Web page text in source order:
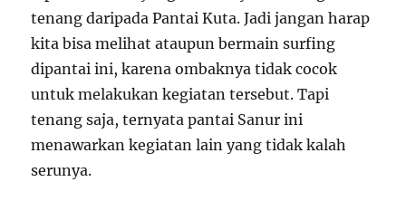
tenang daripada Pantai Kuta. Jadi jangan harap
kita bisa melihat ataupun bermain surfing
dipantai ini, karena ombaknya tidak cocok
untuk melakukan kegiatan tersebut. Tapi
tenang saja, ternyata pantai Sanur ini
menawarkan kegiatan lain yang tidak kalah
serunya.